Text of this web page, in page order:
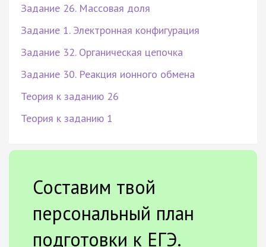
Задание 26. Массовая доля
Задание 1. Электронная конфигурация
Задание 32. Органическая цепочка
Задание 30. Реакция ионного обмена
Теория к заданию 26
Теория к заданию 1
Составим твой
персональный план
подготовки к ЕГЭ.